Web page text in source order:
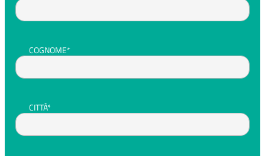
COGNOME*
CITTÀ*